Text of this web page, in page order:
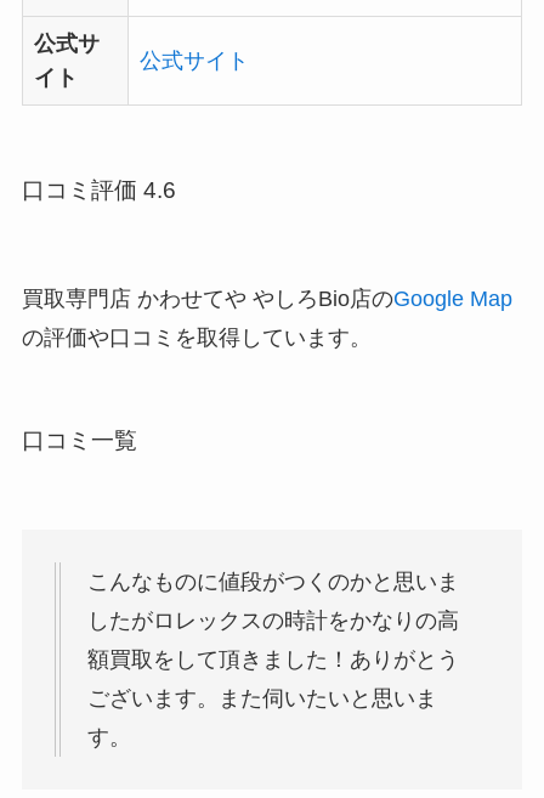
公式サ
イト
公式サイト
口コミ評価 4.6
買取専門店 かわせてや やしろBio店のGoogle Map
の評価や口コミを取得しています。
口コミ一覧
こんなものに値段がつくのかと思いま
したがロレックスの時計をかなりの高
額買取をして頂きました！ありがとう
ございます。また伺いたいと思いま
す。